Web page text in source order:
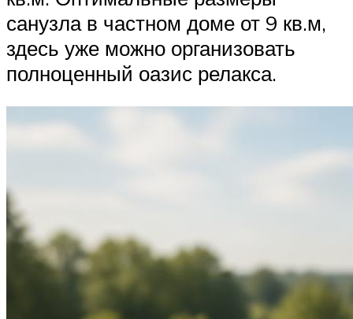
санузла в частном доме от 9 кв.м,
здесь уже можно организовать
полноценный оазис релакса.